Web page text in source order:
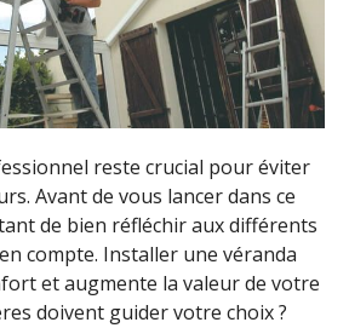
reste crucial pour éviter
Avant de vous lancer dans ce
de bien réfléchir aux différents
compte. Installer une véranda
et augmente la valeur de votre
doivent guider votre choix ?